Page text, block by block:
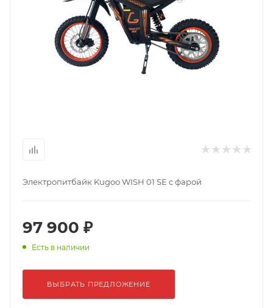
Электропитбайк Kugoo WISH 01 SE с фарой
97 900 ₽
Есть в наличии
ВЫБРАТЬ ПРЕДЛОЖЕНИЕ